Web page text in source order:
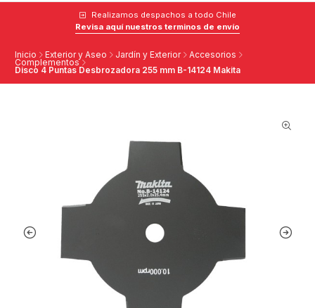
Realizamos despachos a todo Chile
Revisa aquí nuestros terminos de envío
Inicio Exterior y Aseo Jardín y Exterior Accesorios
Complementos
Disco 4 Puntas Desbrozadora 255 mm B-14124 Makita